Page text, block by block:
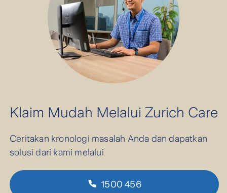
Klaim Mudah Melalui Zurich Care
Ceritakan kronologi masalah Anda dan dapatkan
solusi dari kami melalui
1500 456